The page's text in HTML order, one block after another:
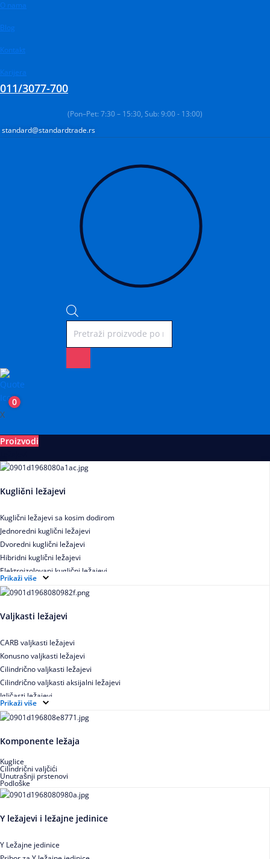
Pređi
sadržaj
O nama
Blog
Kontakt
Karijera
011/3077-700
(Pon–Pet: 7:30 – 15:30, Sub: 9:00 - 13:00)
standard@standardtrade.rs
0
X
Proizvodi
Kuglični ležajevi
Kuglični ležajevi sa kosim dodirom
Jednoredni kuglični ležajevi
Dvoredni kuglični ležajevi
Hibridni kuglični ležajevi
Elektroizolovani kuglični ležajevi
Samopodesivi kuglični ležajevi
Aksijalni kuglični ležajevi
Kuglični ležajevi od nerđajućeg čelika
Prikaži više
Valjkasti ležajevi
CARB valjkasti ležajevi
Konusno valjkasti ležajevi
Cilindrično valjkasti ležajevi
Cilindrično valjkasti aksijalni ležajevi
Igličasti ležajevi
Igličasti aksijalni ležajevi
Buričasti ležajevi
Buričasti zaptiveni ležajevi
Buričasti aksijalni ležajevi
Prikaži više
Komponente ležaja
Kuglice
Cilindrični valjčići
Unutrašnji prstenovi
Podloške
Y ležajevi i ležajne jedinice
Y Ležajne jedinice
Products
Products